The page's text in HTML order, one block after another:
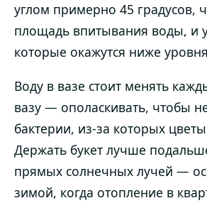
углом примерно 45 градусов,
площадь впитывания воды, и
которые окажутся ниже
Воду в вазе стоит менять
вазу — ополаскивать, чтобы
бактерии, из-за которых
Держать букет лучше
прямых солнечных лучей —
зимой, когда отопление в